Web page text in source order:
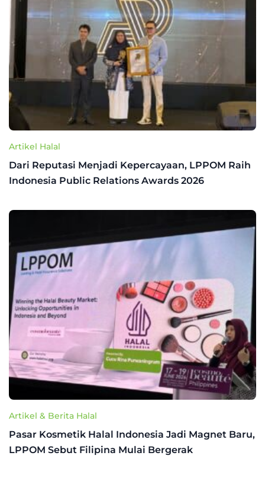
Artikel Halal
Dari Reputasi Menjadi Kepercayaan, LPPOM Raih
Indonesia Public Relations Awards 2026
Artikel & Berita Halal
Pasar Kosmetik Halal Indonesia Jadi Magnet Baru,
LPPOM Sebut Filipina Mulai Bergerak